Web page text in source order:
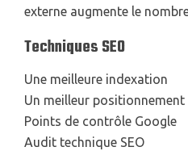
externe augmente le
Techniques SEO
Une meilleure indexation
Un meilleur positionnement
Points de contrôle Google
Audit technique SEO